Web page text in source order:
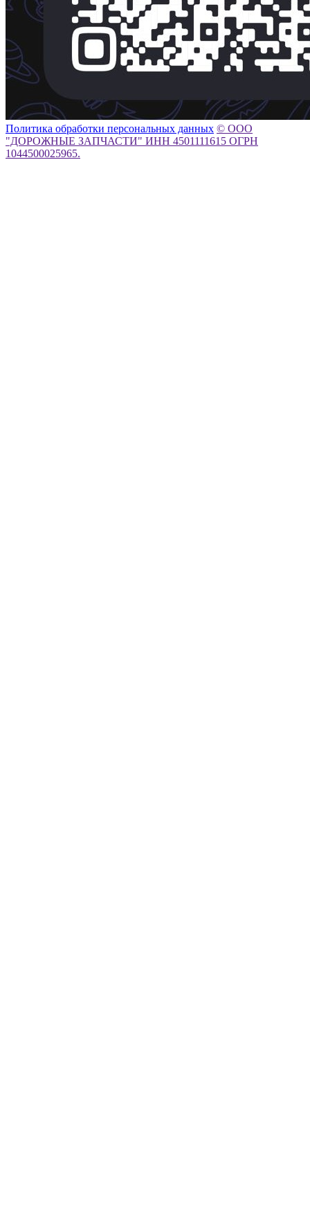
Политика обработки персональных данных © ООО
"ДОРОЖНЫЕ ЗАПЧАСТИ" ИНН 4501111615 ОГРН
1044500025965.